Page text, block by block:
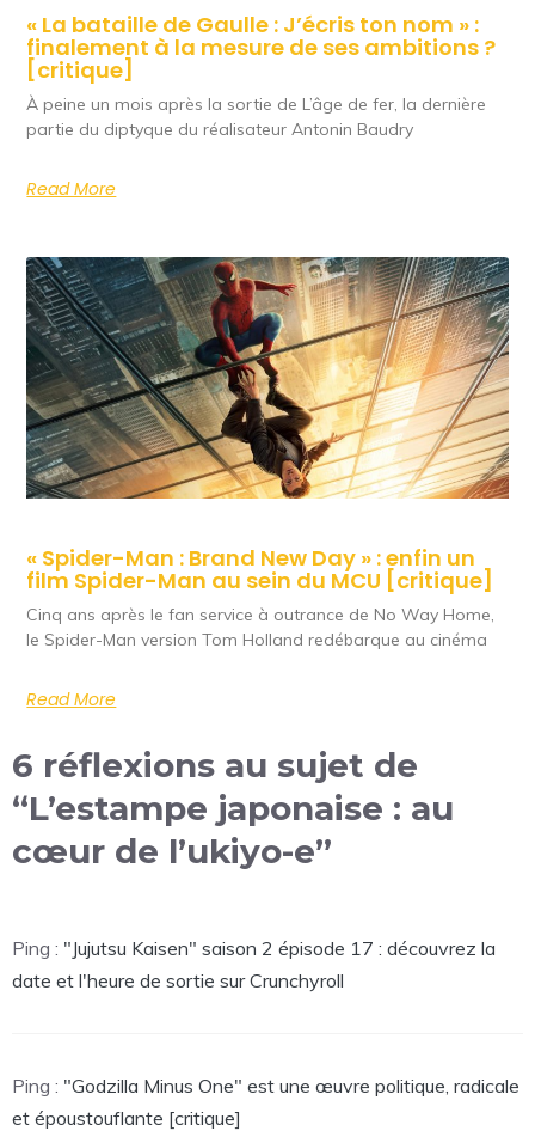
« La bataille de Gaulle : J’écris ton nom » :
finalement à la mesure de ses ambitions ?
[critique]
À peine un mois après la sortie de L’âge de fer, la dernière
partie du diptyque du réalisateur Antonin Baudry
Read More
« Spider-Man : Brand New Day » : enfin un
film Spider-Man au sein du MCU [critique]
Cinq ans après le fan service à outrance de No Way Home,
le Spider-Man version Tom Holland redébarque au cinéma
Read More
6 réflexions au sujet de
“L’estampe japonaise : au
cœur de l’ukiyo-e”
Ping : "Jujutsu Kaisen" saison 2 épisode 17 : découvrez la
date et l'heure de sortie sur Crunchyroll
Ping : "Godzilla Minus One" est une œuvre politique, radicale
et époustouflante [critique]